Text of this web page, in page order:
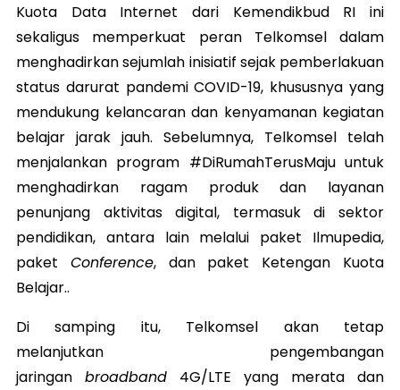
Kuota Data Internet dari Kemendikbud RI ini
sekaligus memperkuat peran Telkomsel dalam
menghadirkan sejumlah inisiatif sejak pemberlakuan
status darurat pandemi COVID-19, khususnya yang
mendukung kelancaran dan kenyamanan kegiatan
belajar jarak jauh. Sebelumnya, Telkomsel telah
menjalankan program #DiRumahTerusMaju untuk
menghadirkan ragam produk dan layanan
penunjang aktivitas digital, termasuk di sektor
pendidikan, antara lain melalui paket Ilmupedia,
paket Conference, dan paket Ketengan Kuota
Belajar..
Di samping itu, Telkomsel akan tetap
melanjutkan pengembangan
jaringan broadband 4G/LTE yang merata dan